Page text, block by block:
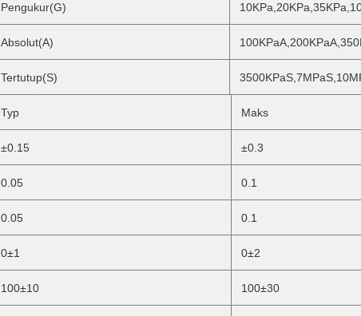
Pengukur(G)
Absolut(A)
Tertutup(S)
Typ Maks
±0.15 ±0.3
0.05 0.1
0.05 0.1
0±1 0±2
100±10 100±30